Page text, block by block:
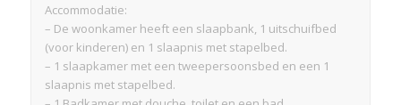
Accommodatie:
– De woonkamer heeft een slaapbank, 1 uitschuifbed
(voor kinderen) en 1 slaapnis met stapelbed.
– 1 slaapkamer met een tweepersoonsbed en een 1
slaapnis met stapelbed.